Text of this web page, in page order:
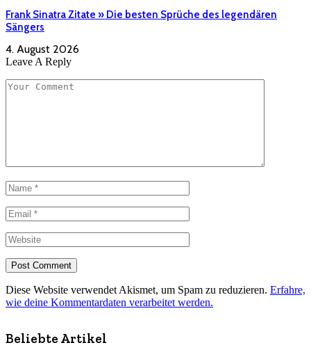
Frank Sinatra Zitate » Die besten Sprüche des legendären
Sängers
4. August 2026
Leave A Reply
Diese Website verwendet Akismet, um Spam zu reduzieren. Erfahre,
wie deine Kommentardaten verarbeitet werden.
Beliebte Artikel